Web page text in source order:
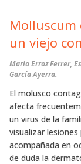
un viejo
María Erroz Ferrer,
García Ayerra.
El molusco
afecta
un virus de la
visualizar
acompañada en
de duda la